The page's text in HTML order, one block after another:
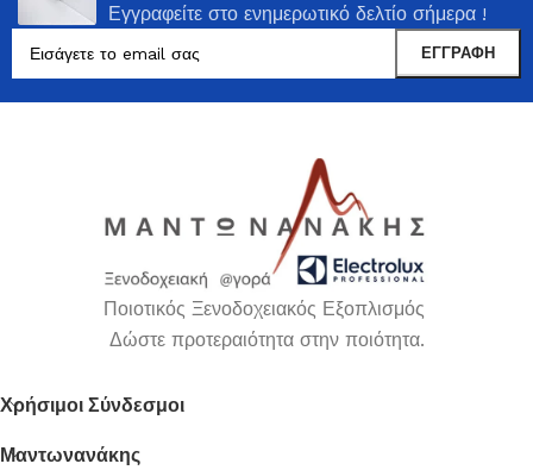
Εγγραφείτε στο ενημερωτικό δελτίο σήμερα !
Ποιοτικός Ξενοδοχειακός Εξοπλισμός
Δώστε προτεραιότητα στην ποιότητα.
Χρήσιμοι Σύνδεσμοι
Μαντωνανάκης